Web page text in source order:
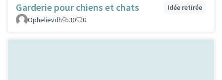
Garderie pour chiens et chats
Idée retirée
Ophelievdh
30 0